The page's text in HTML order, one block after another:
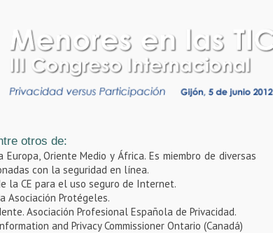
otros de:
Europa, Oriente Medio y África. Es miembro de diversas
con la seguridad en línea.
la CE para el uso seguro de Internet.
Asociación Protégeles.
Asociación Profesional Española de Privacidad.
and Privacy Commissioner Ontario (Canadá)